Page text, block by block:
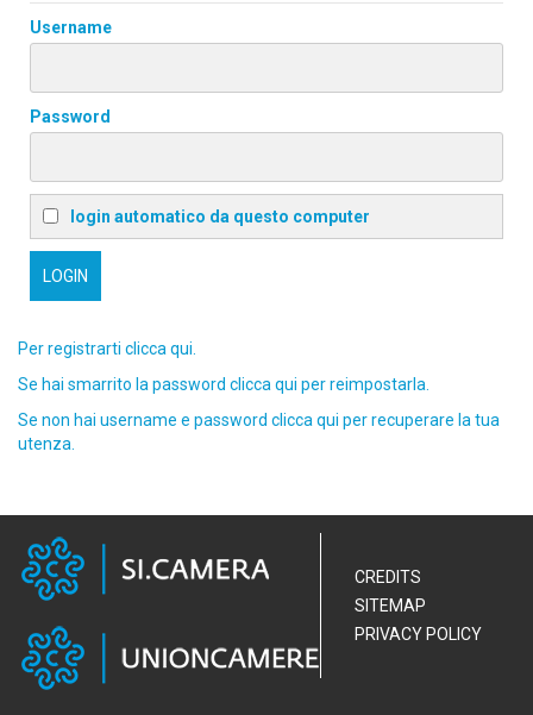
Username
Password
login automatico da questo computer
Per registrarti clicca qui.
Se hai smarrito la password clicca qui per reimpostarla.
Se non hai username e password clicca qui per recuperare la tua
utenza.
CREDITS
SITEMAP
PRIVACY POLICY